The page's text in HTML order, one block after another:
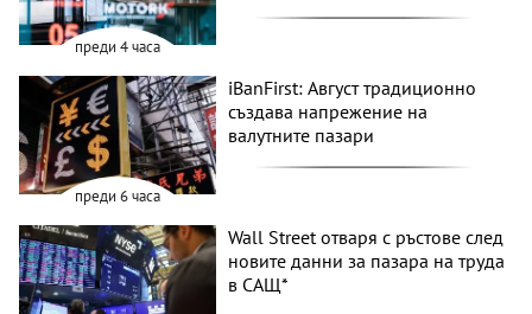
преди 4 часа
преди 6 часа
iBanFirst: Август традиционно
създава напрежение на
валутните пазари
Wall Street отваря с ръстове след
новите данни за пазара на труда
в САЩ*